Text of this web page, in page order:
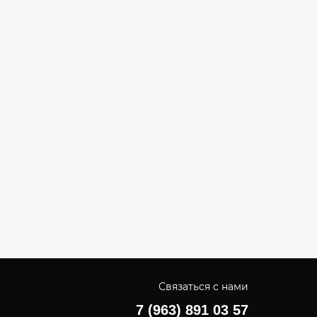
Связаться с нами
7 (963) 891 03 57